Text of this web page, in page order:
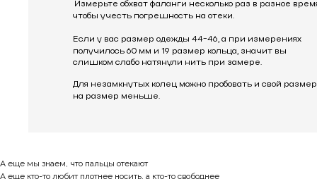
А еще мы знаем, что пальцы отекают
А еще кто-то любит плотнее носить, а кто-то свободнее